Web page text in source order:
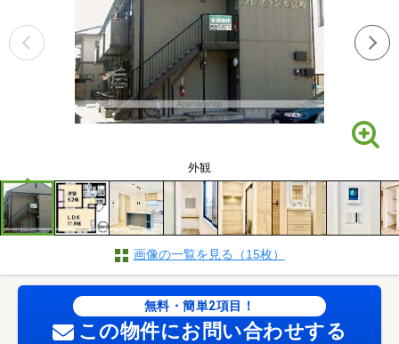
外観
画像の一覧を見る（15枚）
無料・簡単2項目！
この物件にお問い合わせする